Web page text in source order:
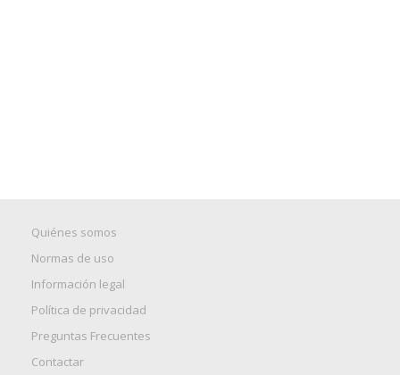
Quiénes somos
Normas de uso
Información legal
Política de privacidad
Preguntas Frecuentes
Contactar